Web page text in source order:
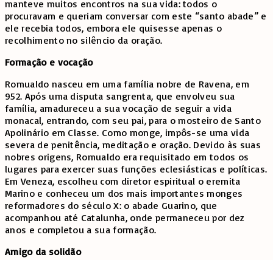
manteve muitos encontros na sua vida: todos o
procuravam e queriam conversar com este “santo abade” e
ele recebia todos, embora ele quisesse apenas o
recolhimento no silêncio da oração.
Formação e vocação
Romualdo nasceu em uma família nobre de Ravena, em
952. Após uma disputa sangrenta, que envolveu sua
família, amadureceu a sua vocação de seguir a vida
monacal, entrando, com seu pai, para o mosteiro de Santo
Apolinário em Classe. Como monge, impôs-se uma vida
severa de penitência, meditação e oração. Devido às suas
nobres origens, Romualdo era requisitado em todos os
lugares para exercer suas funções eclesiásticas e políticas.
Em Veneza, escolheu com diretor espiritual o eremita
Marino e conheceu um dos mais importantes monges
reformadores do século X: o abade Guarino, que
acompanhou até Catalunha, onde permaneceu por dez
anos e completou a sua formação.
Amigo da solidão